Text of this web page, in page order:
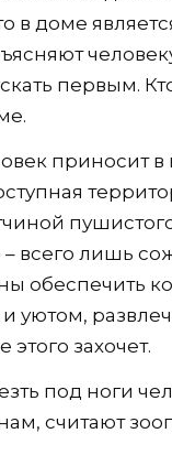
в доме
первым.
приносит в
всего лишь
обеспечить
уютом,
этого захочет.
под ноги
считают